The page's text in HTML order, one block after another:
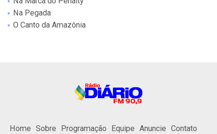
Na Pegada
O Canto da Amazônia
Home Sobre Programação Equipe Anuncie Contato